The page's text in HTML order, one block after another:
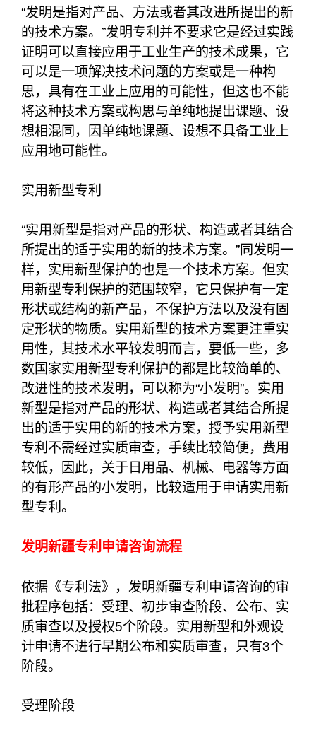
“发明是指对产品、方法或者其改进所提出的新
的技术方案。”发明专利并不要求它是经过实践
证明可以直接应用于工业生产的技术成果，它
可以是一项解决技术问题的方案或是一种构
思，具有在工业上应用的可能性，但这也不能
将这种技术方案或构思与单纯地提出课题、设
想相混同，因单纯地课题、设想不具备工业上
应用地可能性。
实用新型专利
“实用新型是指对产品的形状、构造或者其结合
所提出的适于实用的新的技术方案。”同发明一
样，实用新型保护的也是一个技术方案。但实
用新型专利保护的范围较窄，它只保护有一定
形状或结构的新产品，不保护方法以及没有固
定形状的物质。实用新型的技术方案更注重实
用性，其技术水平较发明而言，要低一些，多
数国家实用新型专利保护的都是比较简单的、
改进性的技术发明，可以称为“小发明”。实用
新型是指对产品的形状、构造或者其结合所提
出的适于实用的新的技术方案，授予实用新型
专利不需经过实质审查，手续比较简便，费用
较低，因此，关于日用品、机械、电器等方面
的有形产品的小发明，比较适用于申请实用新
型专利。
发明新疆专利申请咨询流程
依据《专利法》，发明新疆专利申请咨询的审
批程序包括：受理、初步审查阶段、公布、实
质审查以及授权5个阶段。 实用新型和外观设
计申请不进行早期公布和实质审查，只有3个
阶段。
受理阶段